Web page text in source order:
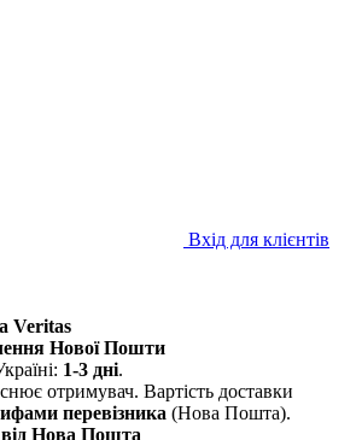
Вхід для клієнтів
Veritas
Нової Пошти
1-3 дні.
отримувач. Вартість доставки
перевізника (Нова Пошта).
від Нова Пошта